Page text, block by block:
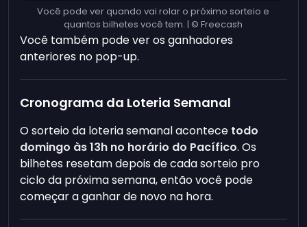
Você pode ver quando vai rolar o próximo sorteio e
quantos bilhetes você tem. | © Freecash
Você também pode ver os ganhadores
anteriores no pop-up.
Cronograma da Loteria Semanal
O sorteio da loteria semanal acontece todo
domingo às 13h no horário do Pacífico. Os
bilhetes resetam depois de cada sorteio pro
ciclo da próxima semana, então você pode
começar a ganhar de novo na hora.